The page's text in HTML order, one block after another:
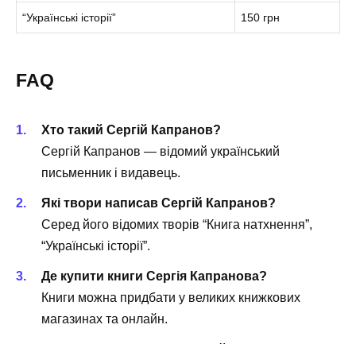
“Українські історії” 150 грн
FAQ
Хто такий Сергій Капранов?
Сергій Капранов — відомий український
письменник і видавець.
Які твори написав Сергій Капранов?
Серед його відомих творів “Книга натхнення”,
“Українські історії”.
Де купити книги Сергія Капранова?
Книги можна придбати у великих книжкових
магазинах та онлайн.